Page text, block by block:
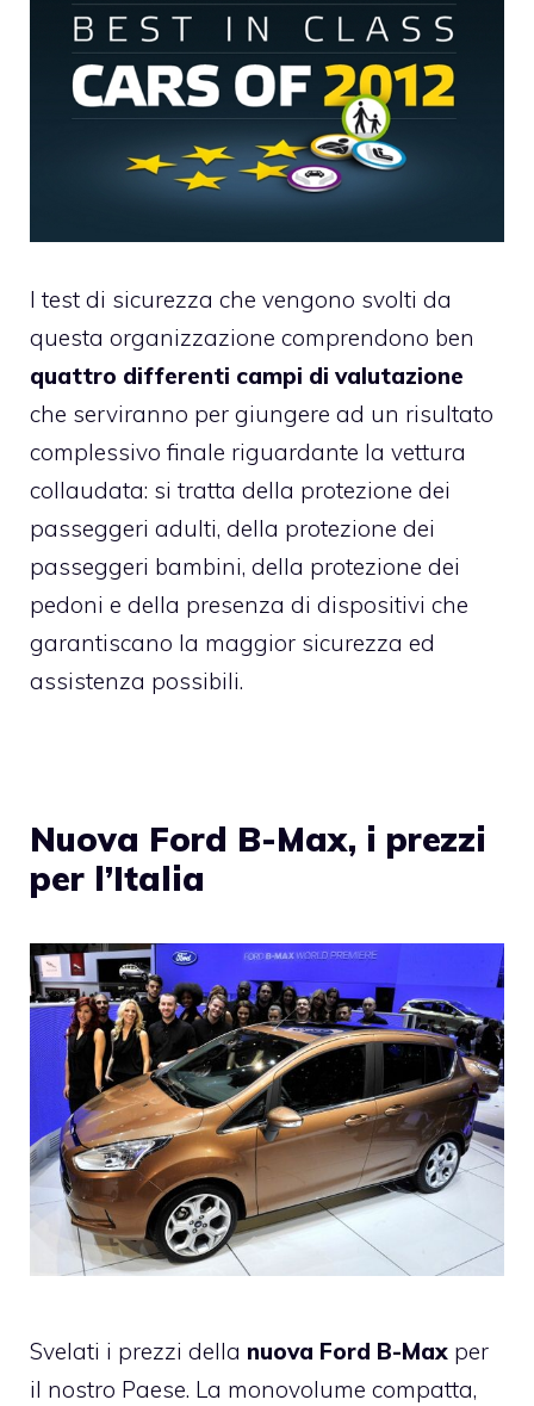
I test di sicurezza che vengono svolti da
questa organizzazione comprendono ben
quattro differenti campi di valutazione
che serviranno per giungere ad un risultato
complessivo finale riguardante la vettura
collaudata: si tratta della protezione dei
passeggeri adulti, della protezione dei
passeggeri bambini, della protezione dei
pedoni e della presenza di dispositivi che
garantiscano la maggior sicurezza ed
assistenza possibili.
Nuova Ford B-Max, i prezzi
per l’Italia
Svelati i prezzi della nuova Ford B-Max per
il nostro Paese. La monovolume compatta,